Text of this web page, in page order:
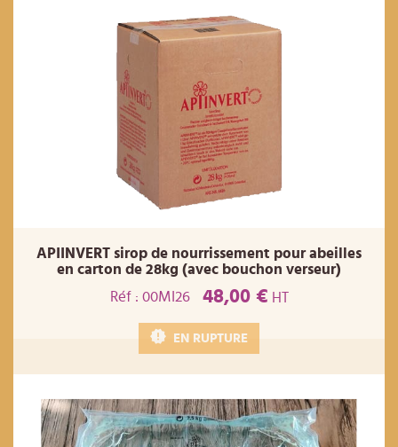
APIINVERT sirop de nourrissement pour abeilles
en carton de 28kg (avec bouchon verseur)
Réf : 00MI26
48,00 € HT
EN RUPTURE